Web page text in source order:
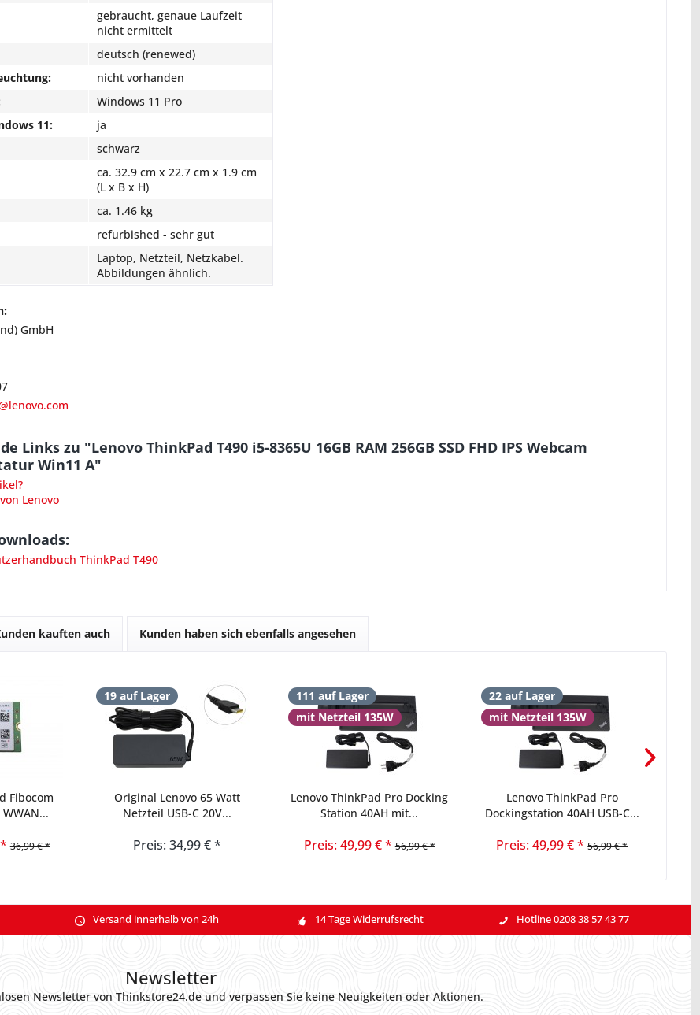
gebraucht, genaue Laufzeit
nicht ermittelt
deutsch (renewed)
nicht vorhanden
Windows 11 Pro
11:
ja
schwarz
ca. 32.9 cm x 22.7 cm x 1.9 cm
(L x B x H)
ca. 1.46 kg
refurbished - sehr gut
Laptop, Netzteil, Netzkabel.
Abbildungen ähnlich.
GmbH
Links zu "Lenovo ThinkPad T490 i5-8365U 16GB RAM 256GB SSD FHD IPS Webcam
Win11 A"
Lenovo
ThinkPad T490
kauften auch Kunden haben sich ebenfalls angesehen
Fibocom
WWAN...
36,99 € *
19 auf Lager
Original Lenovo 65 Watt
Netzteil USB-C 20V...
Preis: 34,99 € *
111 auf Lager
mit Netzteil 135W
Lenovo ThinkPad Pro Docking
Station 40AH mit...
Preis: 49,99 € * 56,99 € *
22 auf Lager
mit Netzteil 135W
Lenovo ThinkPad Pro
Dockingstation 40AH USB-C...
Preis: 49,99 € * 56,99 € *
Versand innerhalb von 24h 14 Tage Widerrufsrecht Hotline 0208 38 57 43 77
Newsletter
Newsletter von Thinkstore24.de und verpassen Sie keine Neuigkeiten oder Aktionen.